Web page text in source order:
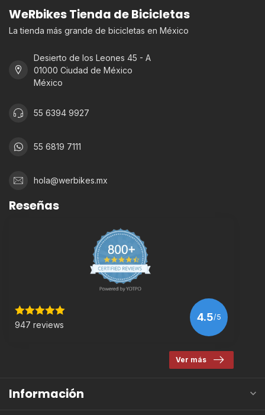
WeRbikes Tienda de Bicicletas
La tienda más grande de bicicletas en México
Desierto de los Leones 45 - A
01000 Ciudad de México
México
55 6394 9927
55 6819 7111
hola@werbikes.mx
Reseñas
947 reviews
4.5/5
Ver más
Información